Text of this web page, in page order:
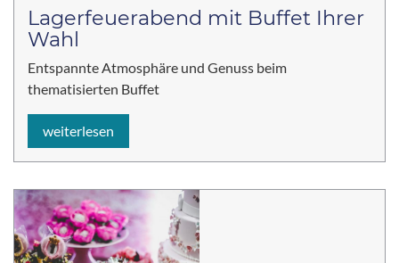
Lagerfeuerabend mit Buffet Ihrer
Wahl
Entspannte Atmosphäre und Genuss beim
thematisierten Buffet
weiterlesen